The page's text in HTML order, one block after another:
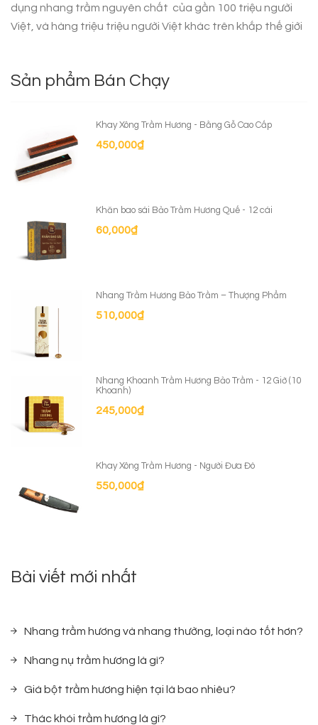
dụng nhang trầm nguyên chất của gần 100 triệu người
Việt, và hàng triệu triệu người Việt khác trên khắp thế giới
Sản phẩm Bán Chạy
Khay Xông Trầm Hương - Bằng Gỗ Cao Cấp
450,000₫
Khăn bao sái Bảo Trầm Hương Quế - 12 cái
60,000₫
Nhang Trầm Hương Bảo Trầm – Thượng Phẩm
510,000₫
Nhang Khoanh Trầm Hương Bảo Trầm - 12 Giờ (10
Khoanh)
245,000₫
Khay Xông Trầm Hương - Người Đưa Đò
550,000₫
Bài viết mới nhất
Nhang trầm hương và nhang thường, loại nào tốt hơn?
Nhang nụ trầm hương là gì?
Giá bột trầm hương hiện tại là bao nhiêu?
Thác khói trầm hương là gì?